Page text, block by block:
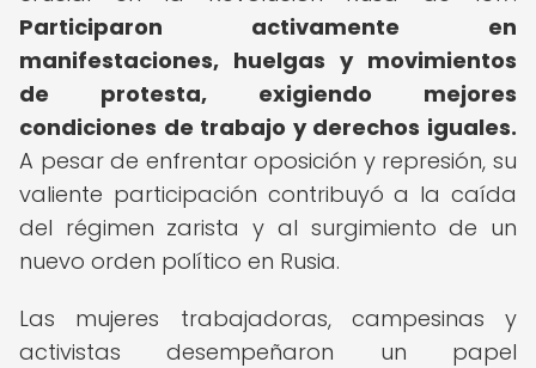
Participaron activamente en
manifestaciones, huelgas y movimientos
de protesta, exigiendo mejores
condiciones de trabajo y derechos iguales.
A pesar de enfrentar oposición y represión, su
valiente participación contribuyó a la caída
del régimen zarista y al surgimiento de un
nuevo orden político en Rusia.
Las mujeres trabajadoras, campesinas y
activistas desempeñaron un papel